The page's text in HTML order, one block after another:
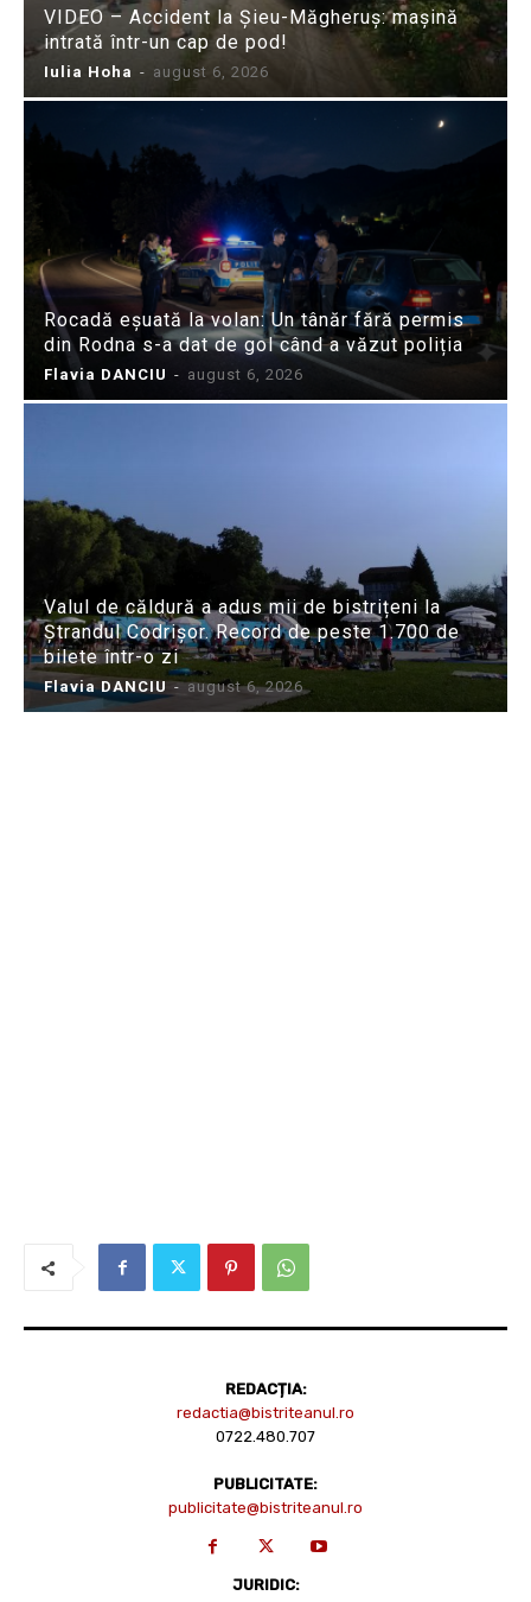
VIDEO – Accident la Șieu-Măgheruș: mașină
intrată într-un cap de pod!
Iulia Hoha - august 6, 2026
Rocadă eșuată la volan: Un tânăr fără permis
din Rodna s-a dat de gol când a văzut poliția
Flavia DANCIU - august 6, 2026
Valul de căldură a adus mii de bistrițeni la
Ștrandul Codrișor. Record de peste 1.700 de
bilete într-o zi
Flavia DANCIU - august 6, 2026
REDACȚIA:
redactia@bistriteanul.ro
0722.480.707
PUBLICITATE:
publicitate@bistriteanul.ro
JURIDIC: